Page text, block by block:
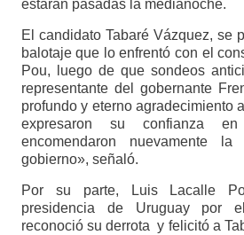
estarán pasadas la medianoche.
El candidato Tabaré Vázquez, se
balotaje que lo enfrentó con el
Pou, luego de que sondeos
representante del gobernante
profundo y eterno agradecimiento
expresaron su confianza
encomendaron nuevamente la
gobierno», señaló.
Por su parte, Luis Lacalle
presidencia de Uruguay por
reconoció su derrota y felicitó a